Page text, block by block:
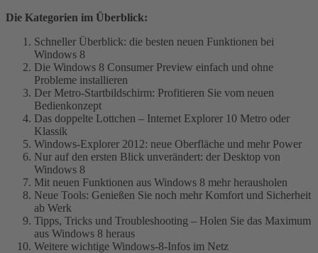
Die Kategorien im Überblick:
Schneller Überblick: die besten neuen Funktionen bei
Windows 8
Die Windows 8 Consumer Preview einfach und ohne
Probleme installieren
Der Metro-Startbildschirm: Profitieren Sie vom neuen
Bedienkonzept
Das doppelte Lottchen – Internet Explorer 10 Metro oder
Klassik
Windows-Explorer 2012: neue Oberfläche und mehr Power
Nur auf den ersten Blick unverändert: der Desktop von
Windows 8
Mit neuen Funktionen aus Windows 8 mehr herausholen
Neue Tools: Genießen Sie noch mehr Komfort und Sicherheit
ab Werk
Tipps, Tricks und Troubleshooting – Holen Sie das Maximum
aus Windows 8 heraus
Weitere wichtige Windows-8-Infos im Netz